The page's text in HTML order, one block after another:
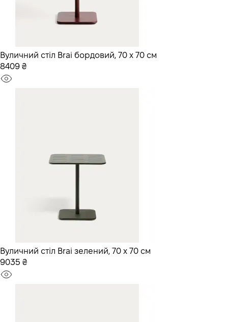
Вуличний стіл Brai бордовий, 70 x 70 см
8409 ₴
Вуличний стіл Brai зелений, 70 x 70 см
9035 ₴